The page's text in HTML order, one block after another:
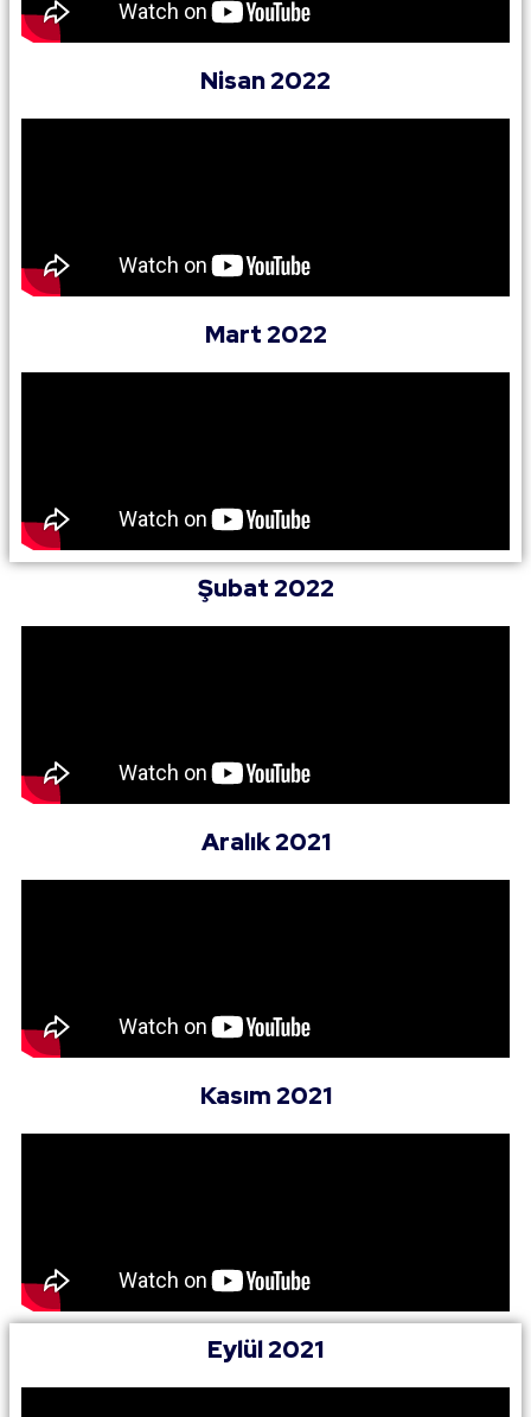
Nisan 2022
Mart 2022
Şubat 2022
Aralık 2021
Kasım 2021
Eylül 2021